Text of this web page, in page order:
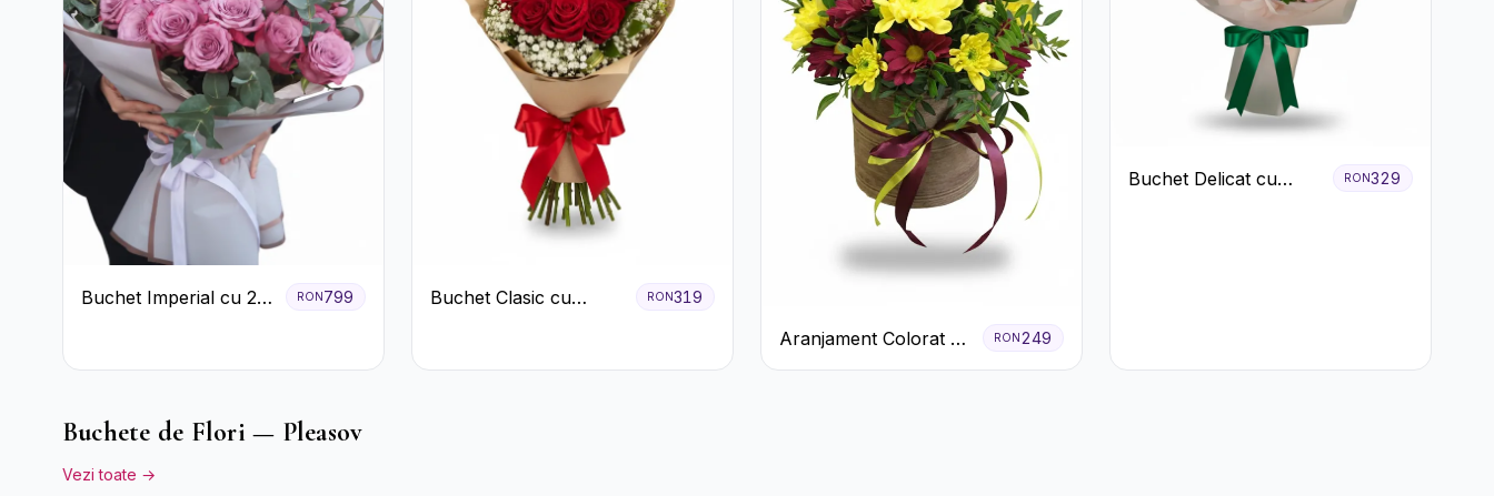
Buchet Imperial cu 25
RON 799
Buchet Clasic cu
RON319
Aranjament Colorat cu
Crizanteme în Cutie
RON 249
Buchet Delicat cu
RON329
Buchete de Flori — Pleasov
Vezi toate →